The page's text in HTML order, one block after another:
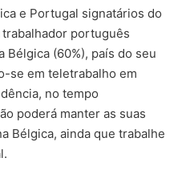
e Portugal signatários do
português
Bélgica (60%), país do seu
se em teletrabalho em
no tempo
poderá manter as suas
Bélgica, ainda que trabalhe